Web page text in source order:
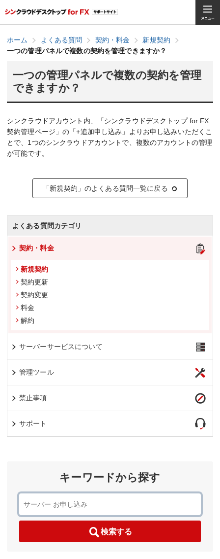
ホーム よくある質問 契約・料金
新規契約
一つの管理パネルで複数の契約を管理できますか？
一つの管理パネルで複数の契約を管理
できますか？
シンクラウドアカウント内、「シンクラウドデスクトップ for FX
契約管理ページ」の「+追加申し込み」よりお申し込みいただくこ
とで、1つのシンクラウドアカウントで、複数のアカウントの管理
が可能です。
「新規契約」のよくある質問一覧に戻る
よくある質問カテゴリ
契約・料金
新規契約
契約更新
契約変更
料金
解約
サーバーサービスについて
管理ツール
禁止事項
サポート
キーワードから探す
検索する